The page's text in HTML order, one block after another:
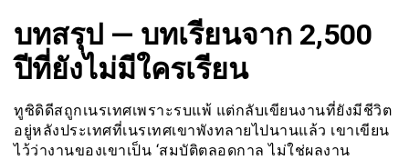
บทสรุป — บทเรียนจาก 2,500
ปีที่ยังไม่มีใครเรียน
ทูซิดิดีสถูกเนรเทศเพราะรบแพ้ แต่กลับเขียนงานที่ยังมีชีวิต
อยู่หลังประเทศที่เนรเทศเขาพังทลายไปนานแล้ว เขาเขียน
ไว้ว่างานของเขาเป็น ‘สมบัติตลอดกาล ไม่ใช่ผลงาน